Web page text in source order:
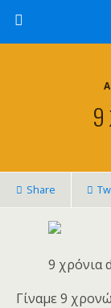
9
Share
9 χρόνια
Γίναμε 9